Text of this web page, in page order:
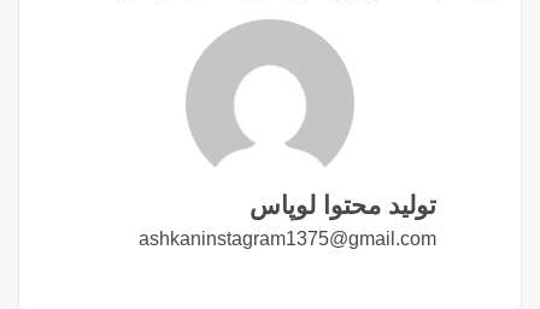
تولید محتوا لوپاس
ashkaninstagram1375@gmail.com